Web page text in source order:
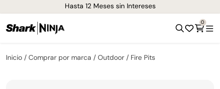
Hasta 12 Meses sin Intereses
0
Inicio Comprar por marca Outdoor Fire Pits